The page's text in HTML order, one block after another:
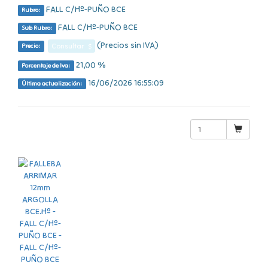
Rubro: FALL C/Hº-PUÑO BCE
Sub Rubro: FALL C/Hº-PUÑO BCE
Precio: Consultar $ (Precios sin IVA)
Porcentaje de Iva: 21,00 %
Última actualización: 16/06/2026 16:55:09